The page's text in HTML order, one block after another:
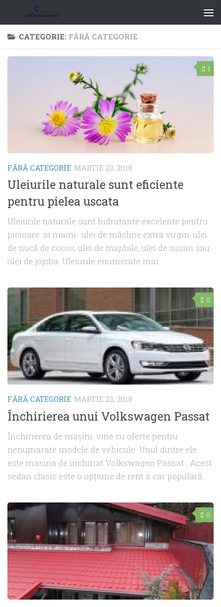
CATEGORIE: FĂRĂ CATEGORIE
1
FĂRĂ CATEGORIE MARTIE 23, 2018
Uleiurile naturale sunt eficiente
pentru pielea uscata
Uleiurile naturale sunt hidratante excelente pentru
picioare si maini- ulei de măsline extra virgin, ulei
de nucă de cocos, ulei de migdale, ulei de susan sau
ulei de jojoba. Uleiurile enumerate mai...
0
FĂRĂ CATEGORIE MARTIE 23, 2018
Închirierea unui Volkswagen Passat
Închirierea de mașini vine cu oferte pentru
nenumarate modele de vehicule. Unul dintre ele
este masina de inchiriat Volkswagen Passat . Acest
sedan clasic este o opțiune de rent a car populară...
0